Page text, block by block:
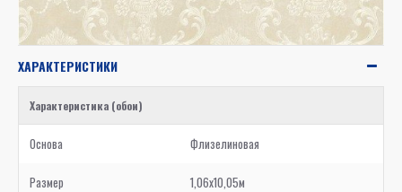
ХАРАКТЕРИСТИКИ
Характеристика (обои)
Основа Флизелиновая
Размер 1,06x10,05м